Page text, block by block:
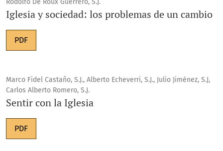
Rodolfo De Roux Guerrero, S.J.
Iglesia y sociedad: los problemas de un cambio
PDF
Marco Fidel Castaño, S.J., Alberto Echeverri, S.J., Julio Jiménez, S.J,
Carlos Alberto Romero, S.J.
Sentir con la Iglesia
PDF